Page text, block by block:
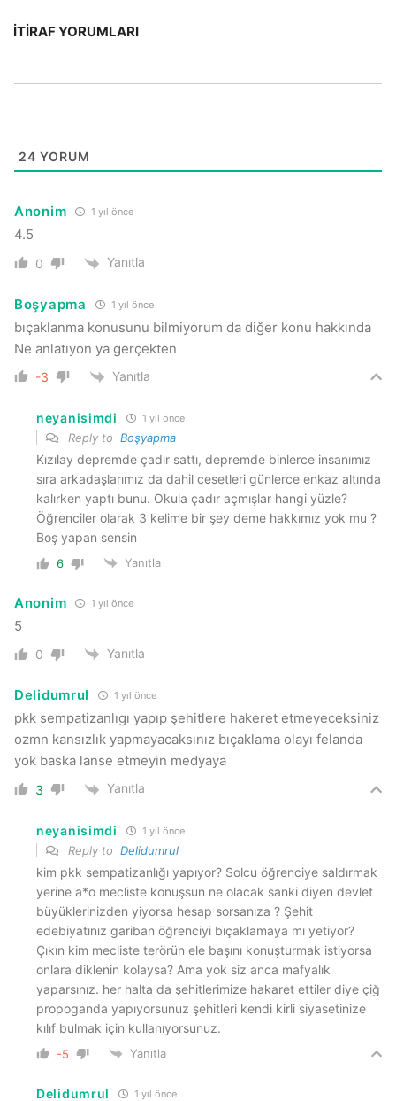
İTIRAF YORUMLARI
24 YORUM
Anonim 1 yıl önce
4.5
0 Yanıtla
Boşyapma 1 yıl önce
bıçaklanma konusunu bilmiyorum da diğer konu hakkında
Ne anlatıyon ya gerçekten
-3 Yanıtla
neyanisimdi 1 yıl önce
Reply to Boşyapma
Kızılay depremde çadır sattı, depremde binlerce insanımız
sıra arkadaşlarımız da dahil cesetleri günlerce enkaz altında
kalırken yaptı bunu. Okula çadır açmışlar hangi yüzle?
Öğrenciler olarak 3 kelime bir şey deme hakkımız yok mu ?
Boş yapan sensin
6 Yanıtla
Anonim 1 yıl önce
5
0 Yanıtla
Delidumrul 1 yıl önce
pkk sempatizanlıgı yapıp şehitlere hakeret etmeyeceksiniz
ozmn kansızlık yapmayacaksınız bıçaklama olayı felanda
yok baska lanse etmeyin medyaya
3 Yanıtla
neyanisimdi 1 yıl önce
Reply to Delidumrul
kim pkk sempatizanlığı yapıyor? Solcu öğrenciye saldırmak
yerine a*o mecliste konuşsun ne olacak sanki diyen devlet
büyüklerinizden yiyorsa hesap sorsanıza ? Şehit
edebiyatınız gariban öğrenciyi bıçaklamaya mı yetiyor?
Çıkın kim mecliste terörün ele başını konuşturmak istiyorsa
onlara diklenin kolaysa? Ama yok siz anca mafyalık
yaparsınız. her halta da şehitlerimize hakaret ettiler diye çiğ
propoganda yapıyorsunuz şehitleri kendi kirli siyasetinize
kılıf bulmak için kullanıyorsunuz.
-5 Yanıtla
Delidumrul 1 yıl önce